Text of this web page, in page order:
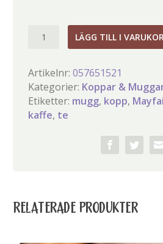
Fleur
Mayfairmugg
LÄGG TILL I
Artikelnr:057651521
Kategorier: Koppar &
Etiketter: mugg, kopp,
kaffe, te
RELATERADE PRODUKTER